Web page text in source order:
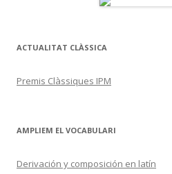
ACTUALITAT CLÀSSICA
Premis Clàssiques IPM
AMPLIEM EL VOCABULARI
Derivación y composición en latín